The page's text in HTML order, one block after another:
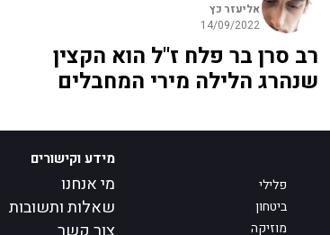
אליעזר כץ
14/09/2022
רב סרן בר פלח ז"ל הוא הקצין
שנהרג הלילה מירי המחבלים
פלילי
ביטחון
מוזיקה
מידע וקישורים
מי אנחנו
שאלות ותשובות